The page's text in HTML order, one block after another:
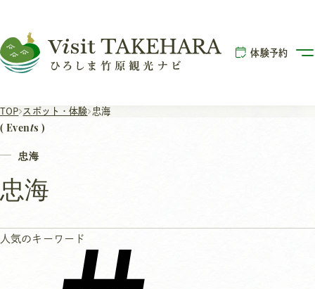
体験予約
TOP スポット・体験 忠海
( EvenTS )
忠海
忠海
人気のキーワード